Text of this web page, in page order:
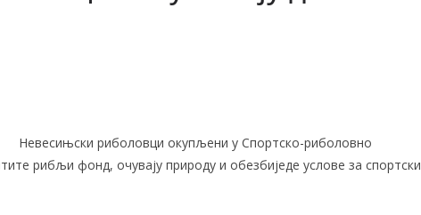
Невесињски риболовци окупљени у Спортско-риболовно
рибљи фонд, очувају природу и обезбиједе услове за спортски